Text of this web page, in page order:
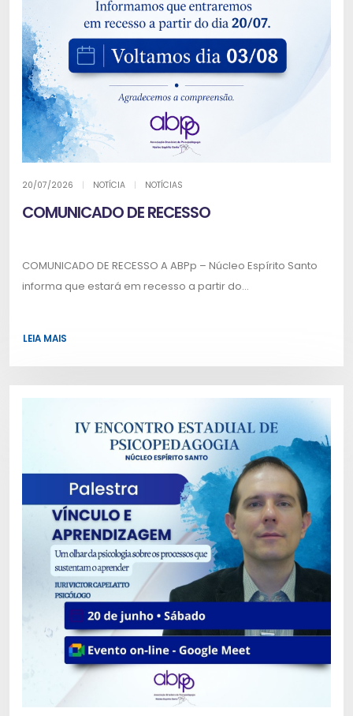
20/07/2026 NOTÍCIA NOTÍCIAS
COMUNICADO DE RECESSO
COMUNICADO DE RECESSO A ABPp – Núcleo Espírito Santo
informa que estará em recesso a partir do...
LEIA MAIS